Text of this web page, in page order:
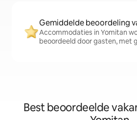
Gemiddelde beoordeling
Accommodaties in Yomitan
beoordeeld door gasten, met
Best beoordeelde